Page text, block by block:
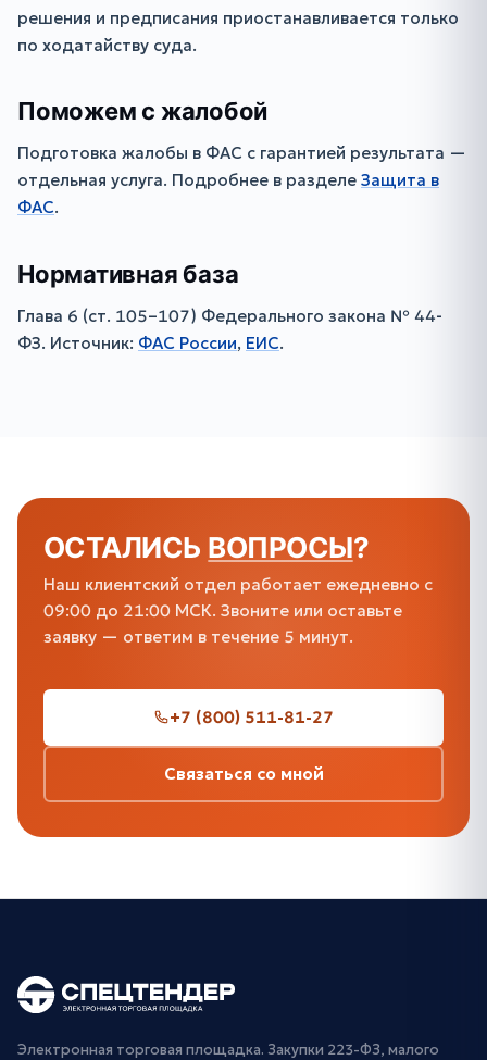
решения и предписания приостанавливается только
по ходатайству суда.
Поможем с жалобой
Подготовка жалобы в ФАС с гарантией результата —
отдельная услуга. Подробнее в разделе Защита в
ФАС.
Нормативная база
Глава 6 (ст. 105–107) Федерального закона № 44-
ФЗ. Источник: ФАС России, ЕИС.
ОСТАЛИСЬ ВОПРОСЫ?
Наш клиентский отдел работает ежедневно с
09:00 до 21:00 МСК. Звоните или оставьте
заявку — ответим в течение 5 минут.
+7 (800) 511-81-27
Связаться со мной
Электронная торговая площадка. Закупки 223-ФЗ, малого